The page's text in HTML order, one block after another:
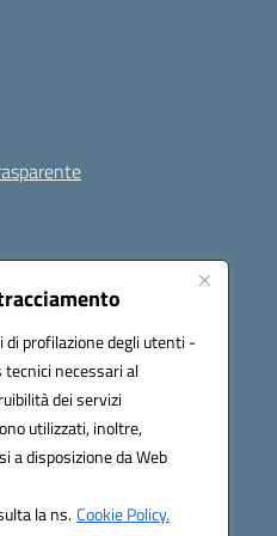
profilazione degli utenti -
necessari al
dei servizi
utilizzati, inoltre,
disposizione da Web
la ns.Cookie Policy.